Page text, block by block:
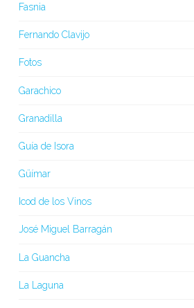
Fasnia
Fernando Clavijo
Fotos
Garachico
Granadilla
Guía de Isora
Güímar
Icod de los Vinos
José Miguel Barragán
La Guancha
La Laguna